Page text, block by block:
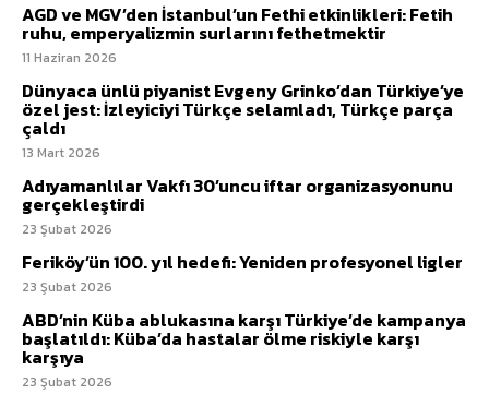
AGD ve MGV’den İstanbul’un Fethi etkinlikleri: Fetih
ruhu, emperyalizmin surlarını fethetmektir
11 Haziran 2026
Dünyaca ünlü piyanist Evgeny Grinko’dan Türkiye’ye
özel jest: İzleyiciyi Türkçe selamladı, Türkçe parça
çaldı
13 Mart 2026
Adıyamanlılar Vakfı 30’uncu iftar organizasyonunu
gerçekleştirdi
23 Şubat 2026
Feriköy’ün 100. yıl hedefi: Yeniden profesyonel ligler
23 Şubat 2026
ABD’nin Küba ablukasına karşı Türkiye’de kampanya
başlatıldı: Küba’da hastalar ölme riskiyle karşı
karşıya
23 Şubat 2026